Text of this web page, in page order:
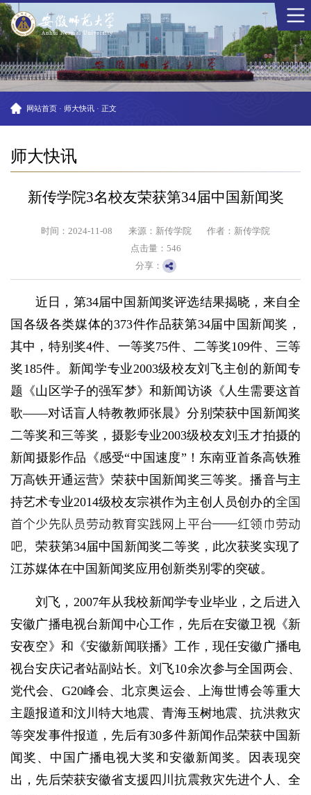
网站首页 · 师大快讯 · 正文
师大快讯
新传学院3名校友荣获第34届中国新闻奖
时间：2024-11-08 来源：新传学院
作者：新传学院
点击量： 546
分享：
近日，第34届中国新闻奖评选结果揭晓，来自全
国各级各类媒体的373件作品获第34届中国新闻奖，
其中，特别奖4件、一等奖75件、二等奖109件、三等
奖185件。新闻学专业2003级校友刘飞主创的新闻专
题《山区学子的强军梦》和新闻访谈《人生需要这首
歌——对话盲人特教教师张晨》分别荣获中国新闻奖
二等奖和三等奖，摄影专业2003级校友刘玉才拍摄的
新闻摄影作品《感受“中国速度”！东南亚首条高铁雅
万高铁开通运营》荣获中国新闻奖三等奖。播音与主
持艺术专业2014级校友宗祺作为主创人员创办的全国
首个少先队员劳动教育实践网上平台——红领巾劳动
吧，荣获第34届中国新闻奖二等奖，此次获奖实现了
江苏媒体在中国新闻奖应用创新类别零的突破。
刘飞，2007年从我校新闻学专业毕业，之后进入
安徽广播电视台新闻中心工作，先后在安徽卫视《新
安夜空》和《安徽新闻联播》工作，现任安徽广播电
视台安庆记者站副站长。刘飞10余次参与全国两会、
党代会、G20峰会、北京奥运会、上海世博会等重大
主题报道和汶川特大地震、青海玉树地震、抗洪救灾
等突发事件报道，先后有30多件新闻作品荣获中国新
闻奖、中国广播电视大奖和安徽新闻奖。因表现突
出，先后荣获安徽省支援四川抗震救灾先进个人、全